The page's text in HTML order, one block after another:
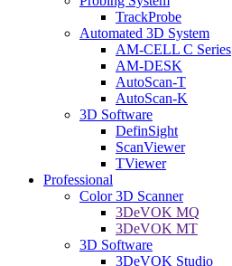
TrackProbe
Automated 3D System
AM-CELL C Series
AM-DESK
AutoScan-T
AutoScan-K
3D Software
DefinSight
ScanViewer
TViewer
Professional
Color 3D Scanner
3DeVOK MQ
3DeVOK MT
3D Software
3DeVOK Studio